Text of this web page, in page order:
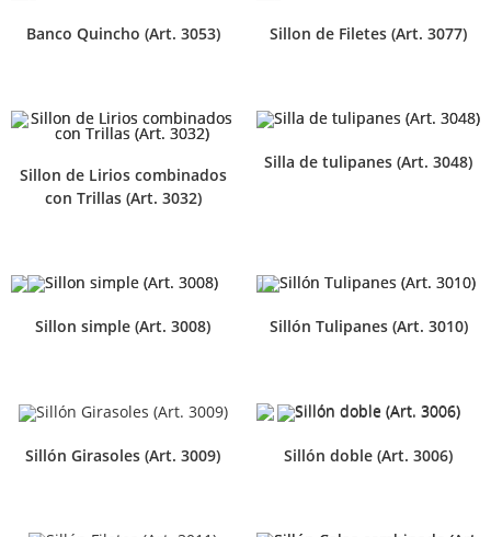
Banco Quincho (Art. 3053) Sillon de Filetes (Art. 3077)
Sillon de Lirios combinados
con Trillas (Art. 3032)
Silla de tulipanes (Art. 3048)
Sillon simple (Art. 3008) Sillón Tulipanes (Art. 3010)
Sillón Girasoles (Art. 3009) Sillón doble (Art. 3006)